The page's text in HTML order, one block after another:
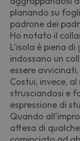
planando su
padrone dei
Ho notato il
L’isola è piena
indossano un
essere avvicinati.
Costui, invece,
strusciandosi e
espressione di
Quando
attesa di